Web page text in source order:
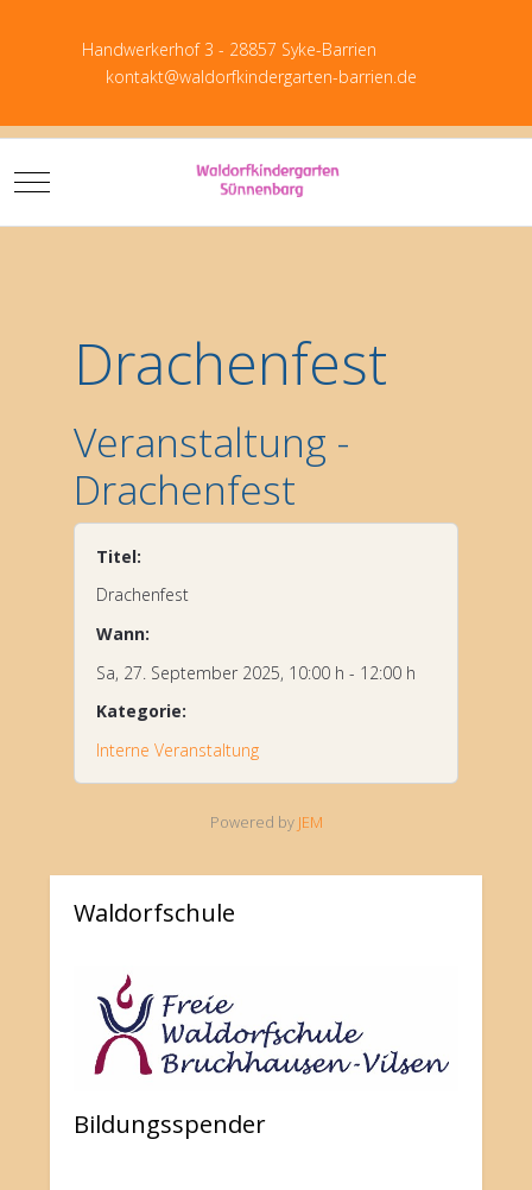
Handwerkerhof 3 - 28857 Syke-Barrien
kontakt@waldorfkindergarten-barrien.de
Mobile Menu Toggle
Drachenfest
Veranstaltung -
Drachenfest
Titel:
Drachenfest
Wann:
Sa, 27. September 2025, 10:00 h - 12:00 h
Kategorie:
Interne Veranstaltung
Powered by JEM
Waldorfschule
Bildungsspender